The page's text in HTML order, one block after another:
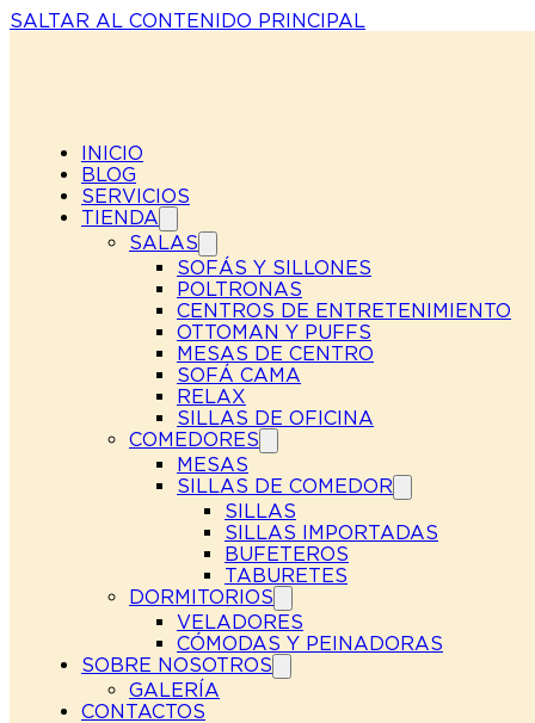
SALTAR AL CONTENIDO PRINCIPAL
INICIO
BLOG
SERVICIOS
TIENDA
SALAS
SOFÁS Y SILLONES
POLTRONAS
CENTROS DE ENTRETENIMIENTO
OTTOMAN Y PUFFS
MESAS DE CENTRO
SOFÁ CAMA
RELAX
SILLAS DE OFICINA
COMEDORES
MESAS
SILLAS DE COMEDOR
SILLAS
SILLAS IMPORTADAS
BUFETEROS
TABURETES
DORMITORIOS
VELADORES
CÓMODAS Y PEINADORAS
SOBRE NOSOTROS
GALERÍA
CONTACTOS